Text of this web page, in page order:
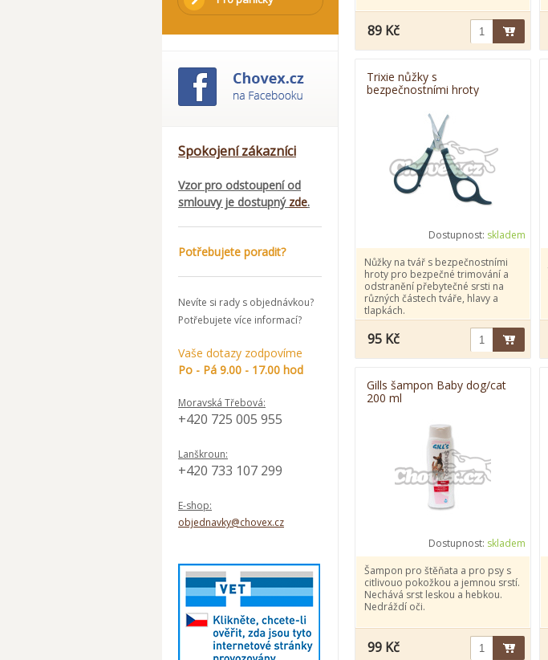
Spokojení zákazníci
Vzor pro odstoupení od
smlouvy je dostupný zde.
Potřebujete poradit?
Nevíte si rady s objednávkou?
Potřebujete více informací?
Vaše dotazy zodpovíme
Po - Pá 9.00 - 17.00 hod
Moravská Třebová:
+420 725 005 955
Lanškroun:
+420 733 107 299
E-shop:
objednavky@chovex.cz
89 Kč
Trixie nůžky s
bezpečnostními hroty
Dostupnost: skladem
Nůžky na tvář s bezpečnostními
hroty pro bezpečné trimování a
odstranění přebytečné srsti na
různých částech tváře, hlavy a
tlapkách.
95 Kč
Gills šampon Baby dog/cat
200 ml
Dostupnost: skladem
Šampon pro štěňata a pro psy s
citlivouo pokožkou a jemnou srstí.
Nechává srst leskou a hebkou.
Nedráždí oči.
99 Kč